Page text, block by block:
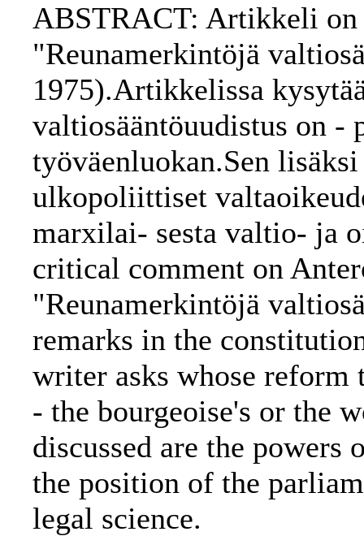
ABSTRACT: Artikkeli on
"Reunamerkintöjä
1975).Artikkelissa
valtiosääntöuudistus on -
työväenluokan.Sen
ulkopoliittiset
marxilai- sesta valtio- ja
critical comment on
"Reunamerkintöjä
remarks in the
writer asks whose
- the bourgeoise's or the
discussed are the
the position of the
legal science.